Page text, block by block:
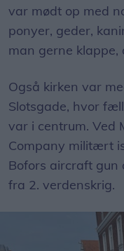
var mødt op med
ponyer, geder,
man gerne klappe,
Også kirken var
Slotsgade, hvor
var i centrum. Ved
Company militært
Bofors aircraft
fra 2. verdenskrig.